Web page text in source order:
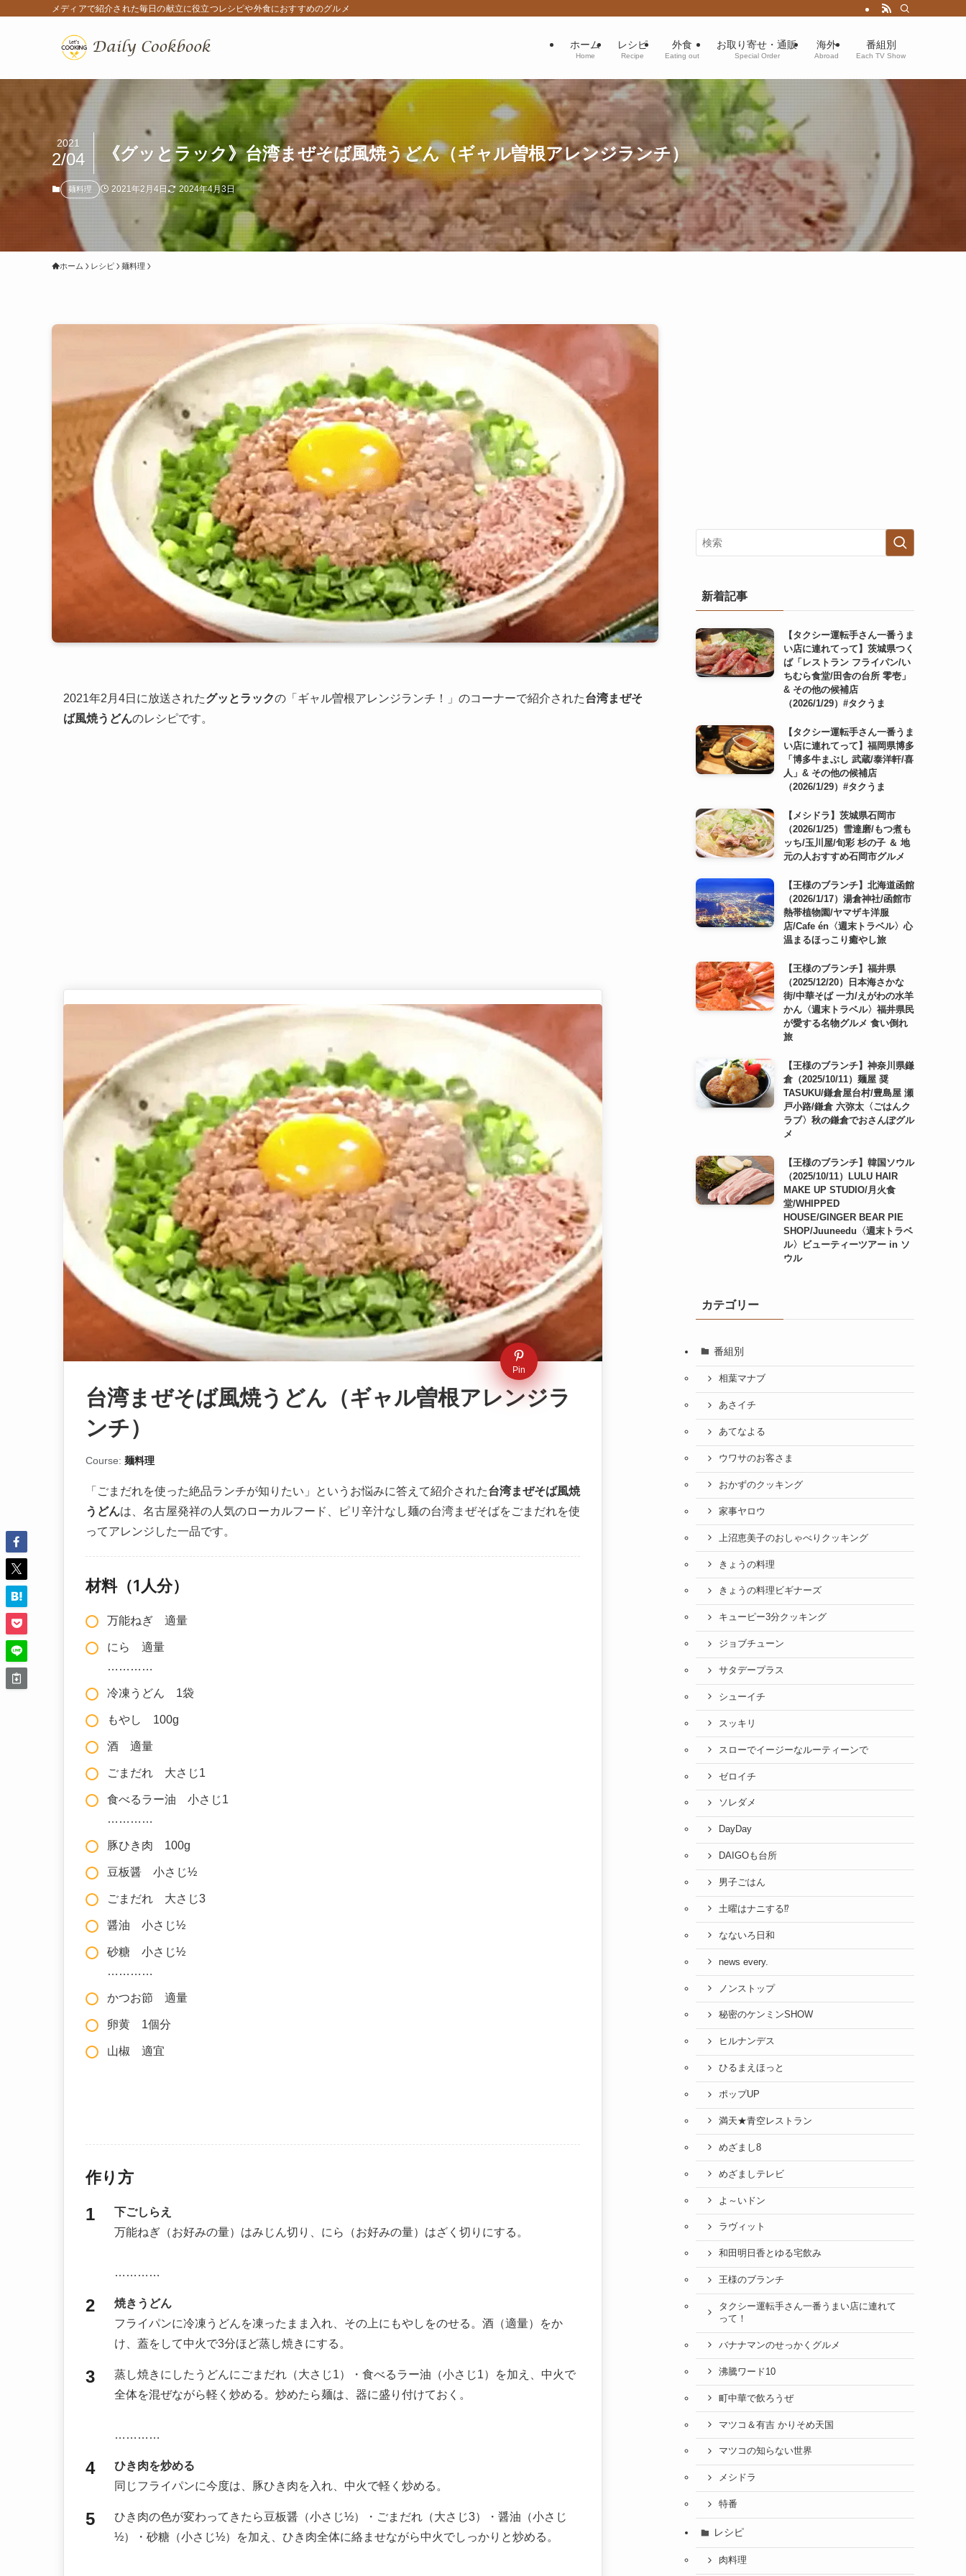
メディアで紹介された毎日の献立に役立つレシピや外食におすすめのグルメ
ホーム
Home
レシピ
Recipe
外食
Eating out
お取り寄せ・通販
Special Order
海外
Abroad
番組別
Each TV Show
《グッとラック》台湾まぜそば風焼うどん（ギャル曽根アレンジランチ）
2021
2/04
麺料理 2021年2月4日 2024年4月3日
ホーム レシピ 麺料理
2021年2月4日に放送されたグッとラックの「ギャル曽根アレンジランチ！」のコーナーで紹介された台湾まぜそ
ば風焼うどんのレシピです。
Pin
台湾まぜそば風焼うどん（ギャル曽根アレンジラ
ンチ）
Course: 麺料理
「ごまだれを使った絶品ランチが知りたい」というお悩みに答えて紹介された台湾まぜそば風焼
うどんは、名古屋発祥の人気のローカルフード、ピリ辛汁なし麺の台湾まぜそばをごまだれを使
ってアレンジした一品です。
材料（1人分）
万能ねぎ 適量
にら 適量
…………
冷凍うどん 1袋
もやし 100g
酒 適量
ごまだれ 大さじ1
食べるラー油 小さじ1
…………
豚ひき肉 100g
豆板醤 小さじ½
ごまだれ 大さじ3
醤油 小さじ½
砂糖 小さじ½
…………
かつお節 適量
卵黄 1個分
山椒 適宜
作り方
下ごしらえ
万能ねぎ（お好みの量）はみじん切り、にら（お好みの量）はざく切りにする。
…………
焼きうどん
フライパンに冷凍うどんを凍ったまま入れ、その上にもやしをのせる。酒（適量）をか
け、蓋をして中火で3分ほど蒸し焼きにする。
蒸し焼きにしたうどんにごまだれ（大さじ1）・食べるラー油（小さじ1）を加え、中火で
全体を混ぜながら軽く炒める。炒めたら麺は、器に盛り付けておく。
…………
ひき肉を炒める
同じフライパンに今度は、豚ひき肉を入れ、中火で軽く炒める。
ひき肉の色が変わってきたら豆板醤（小さじ½）・ごまだれ（大さじ3）・醤油（小さじ
½）・砂糖（小さじ½）を加え、ひき肉全体に絡ませながら中火でしっかりと炒める。
新着記事
【タクシー運転手さん一番うま
い店に連れてって】茨城県つく
ば「レストラン フライパン/い
ちむら食堂/田舎の台所 零壱」
& その他の候補店
（2026/1/29）#タクうま
【タクシー運転手さん一番うま
い店に連れてって】福岡県博多
「博多牛まぶし 武蔵/泰洋軒/喜
人」& その他の候補店
（2026/1/29）#タクうま
【メシドラ】茨城県石岡市
（2026/1/25）雪達磨/もつ煮も
ッち/玉川屋/旬彩 杉の子 ＆ 地
元の人おすすめ石岡市グルメ
【王様のブランチ】北海道函館
（2026/1/17）湯倉神社/函館市
熱帯植物園/ヤマザキ洋服
店/Cafe én〈週末トラベル〉心
温まるほっこり癒やし旅
【王様のブランチ】福井県
（2025/12/20）日本海さかな
街/中華そば 一力/えがわの水羊
かん〈週末トラベル〉福井県民
が愛する名物グルメ 食い倒れ
旅
【王様のブランチ】神奈川県鎌
倉（2025/10/11）麺屋 奨
TASUKU/鎌倉屋台村/豊島屋 瀬
戸小路/鎌倉 六弥太〈ごはんク
ラブ〉秋の鎌倉でおさんぽグル
メ
【王様のブランチ】韓国ソウル
（2025/10/11）LULU HAIR
MAKE UP STUDIO/月火食
堂/WHIPPED
HOUSE/GINGER BEAR PIE
SHOP/Juuneedu〈週末トラベ
ル〉ビューティーツアー in ソ
ウル
カテゴリー
番組別
相葉マナブ
あさイチ
あてなよる
ウワサのお客さま
おかずのクッキング
家事ヤロウ
上沼恵美子のおしゃべりクッキング
きょうの料理
きょうの料理ビギナーズ
キューピー3分クッキング
ジョブチューン
サタデープラス
シューイチ
スッキリ
スローでイージーなルーティーンで
ゼロイチ
ソレダメ
DayDay
DAIGOも台所
男子ごはん
土曜はナニする⁉
なないろ日和
news every.
ノンストップ
秘密のケンミンSHOW
ヒルナンデス
ひるまえほっと
ポップUP
満天★青空レストラン
めざまし8
めざましテレビ
よ～いドン
ラヴィット
和田明日香とゆる宅飲み
王様のブランチ
タクシー運転手さん一番うまい店に連れて
って！
バナナマンのせっかくグルメ
沸騰ワード10
町中華で飲ろうぜ
マツコ＆有吉 かりそめ天国
マツコの知らない世界
メシドラ
特番
レシピ
肉料理